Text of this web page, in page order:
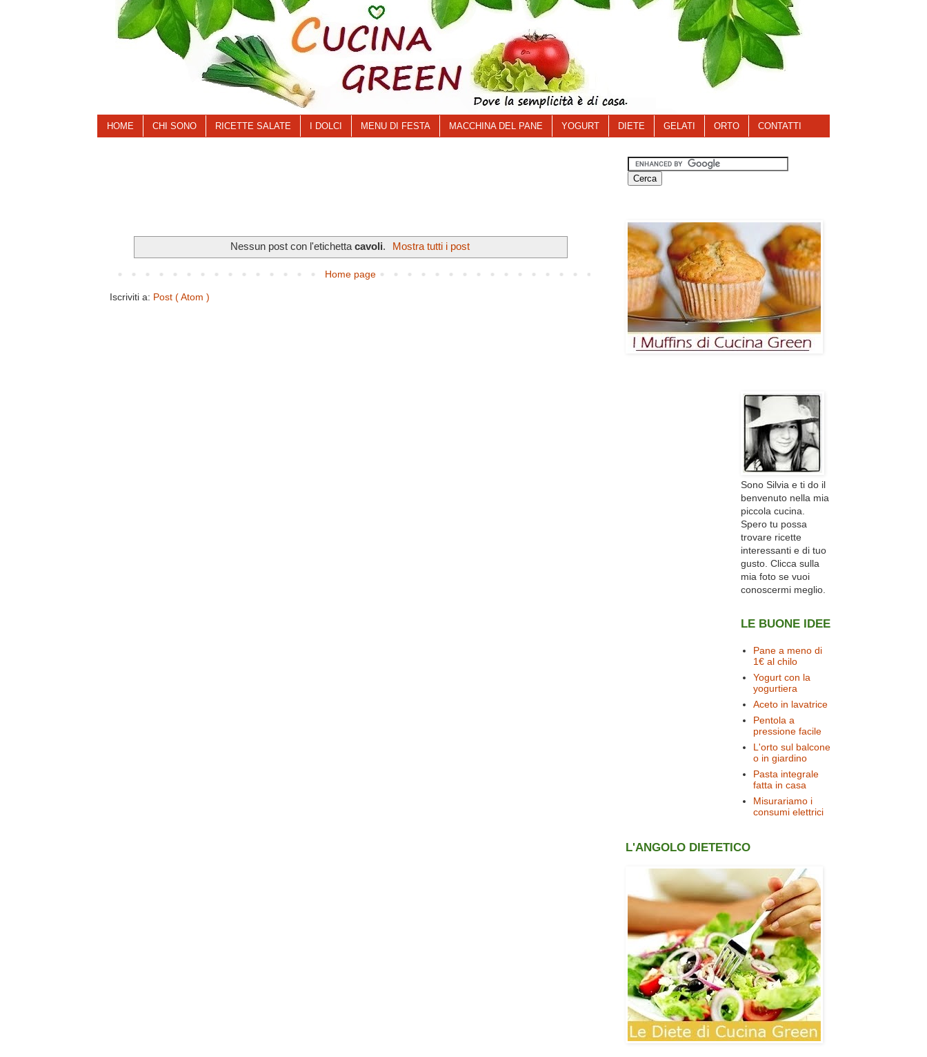
HOME CHI SONO RICETTE SALATE I DOLCI MENU DI FESTA MACCHINA DEL PANE YOGURT DIETE GELATI ORTO CONTATTI
Nessun post con l'etichetta cavoli. Mostra tutti i post
Home page
Iscriviti a: Post ( Atom )
Sono Silvia e ti do il
benvenuto nella mia
piccola cucina.
Spero tu possa
trovare ricette
interessanti e di tuo
gusto. Clicca sulla
mia foto se vuoi
conoscermi meglio.
LE BUONE IDEE
Pane a meno di
1€ al chilo
Yogurt con la
yogurtiera
Aceto in lavatrice
Pentola a
pressione facile
L'orto sul balcone
o in giardino
Pasta integrale
fatta in casa
Misurariamo i
consumi elettrici
L'ANGOLO DIETETICO